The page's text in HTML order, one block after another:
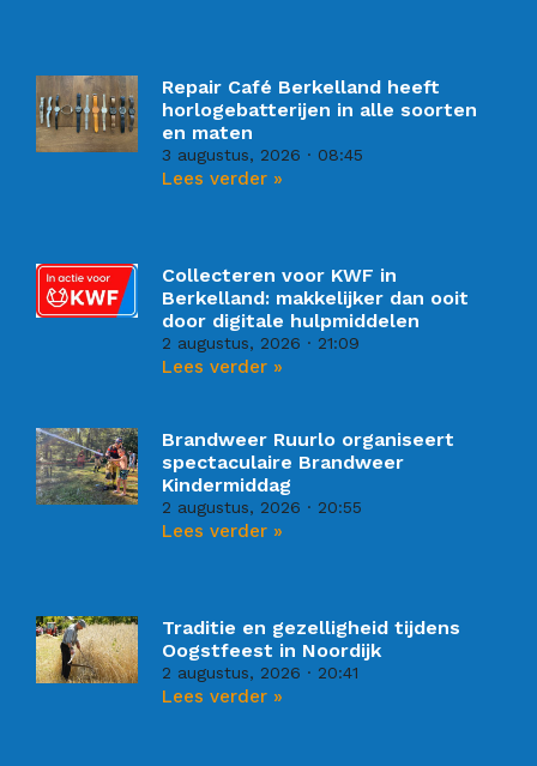
Repair Café Berkelland heeft
horlogebatterijen in alle soorten
en maten
3 augustus, 2026 08:45
Lees verder »
Collecteren voor KWF in
Berkelland: makkelijker dan ooit
door digitale hulpmiddelen
2 augustus, 2026 21:09
Lees verder »
Brandweer Ruurlo organiseert
spectaculaire Brandweer
Kindermiddag
2 augustus, 2026 20:55
Lees verder »
Traditie en gezelligheid tijdens
Oogstfeest in Noordijk
2 augustus, 2026 20:41
Lees verder »